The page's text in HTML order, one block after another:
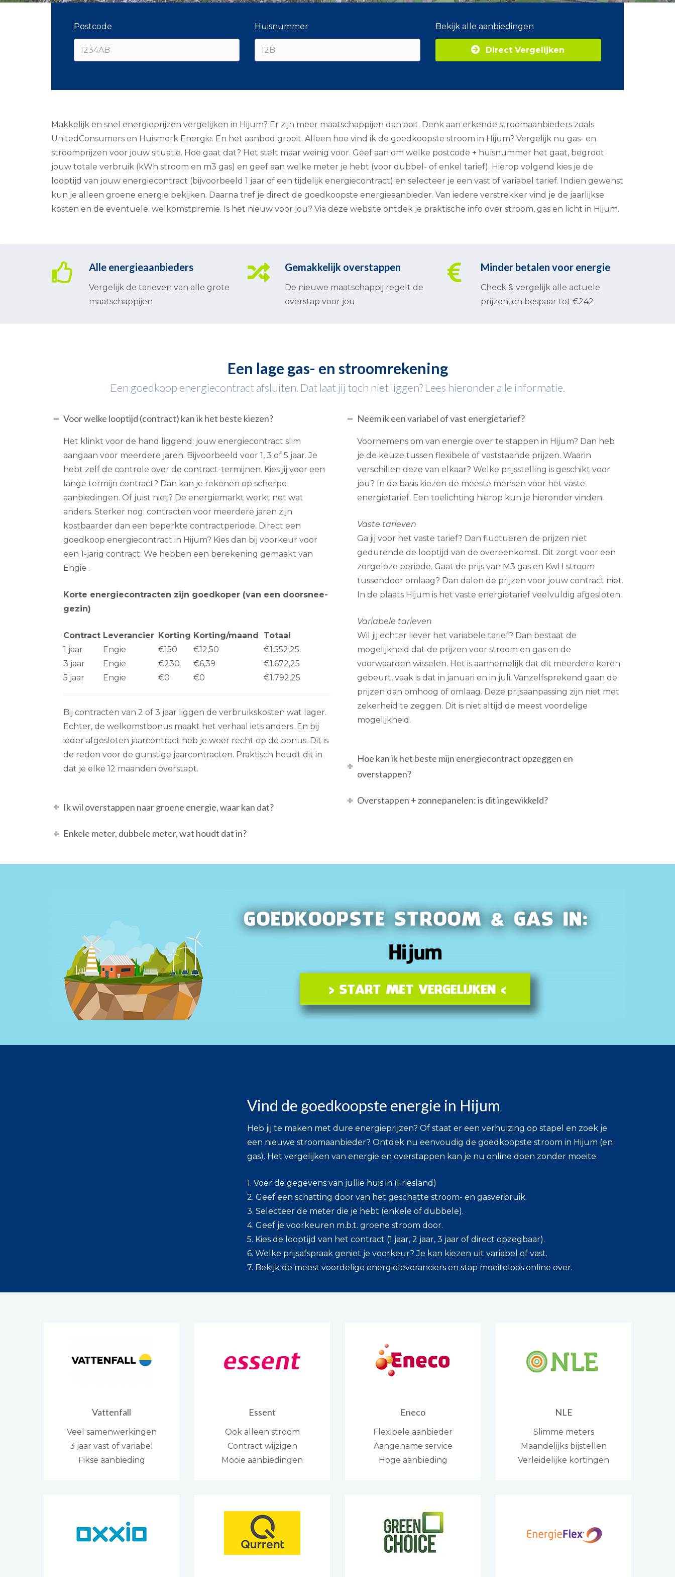
Postcode Huisnummer Bekijk alle aanbiedingen
Direct Vergelijken
Makkelijk en snel energieprijzen vergelijken in Hijum? Er zijn meer maatschappijen dan ooit. Denk aan erkende stroomaanbieders zoals
UnitedConsumers en Huismerk Energie. En het aanbod groeit. Alleen hoe vind ik de goedkoopste stroom in Hijum? Vergelijk nu gas- en
stroomprijzen voor jouw situatie. Hoe gaat dat? Het stelt maar weinig voor. Geef aan om welke postcode + huisnummer het gaat, begroot
jouw totale verbruik (kWh stroom en m3 gas) en geef aan welke meter je hebt (voor dubbel- of enkel tarief). Hierop volgend kies je de
looptijd van jouw energiecontract (bijvoorbeeld 1 jaar of een tijdelijk energiecontract) en selecteer je een vast of variabel tarief. Indien gewenst
kun je alleen groene energie bekijken. Daarna tref je direct de goedkoopste energieaanbieder. Van iedere verstrekker vind je de jaarlijkse
kosten en de eventuele. welkomstpremie. Is het nieuw voor jou? Via deze website ontdek je praktische info over stroom, gas en licht in Hijum.
Alle energieaanbieders
Vergelijk de tarieven van alle grote
maatschappijen
Gemakkelijk overstappen
De nieuwe maatschappij regelt de
overstap voor jou
Minder betalen voor energie
Check & vergelijk alle actuele
prijzen, en bespaar tot €242
Een lage gas- en stroomrekening
Een goedkoop energiecontract afsluiten. Dat laat jij toch niet liggen? Lees hieronder alle informatie.
Voor welke looptijd (contract) kan ik het beste kiezen?
Het klinkt voor de hand liggend: jouw energiecontract slim
aangaan voor meerdere jaren. Bijvoorbeeld voor 1, 3 of 5 jaar. Je
hebt zelf de controle over de contract-termijnen. Kies jij voor een
lange termijn contract? Dan kan je rekenen op scherpe
aanbiedingen. Of juist niet? De energiemarkt werkt net wat
anders. Sterker nog: contracten voor meerdere jaren zijn
kostbaarder dan een beperkte contractperiode. Direct een
goedkoop energiecontract in Hijum? Kies dan bij voorkeur voor
een 1-jarig contract. We hebben een berekening gemaakt van
Engie .
Korte energiecontracten zijn goedkoper (van een doorsnee-
gezin)
Contract Leverancier Korting Korting/maand
Totaal
1 jaar
Engie €150 €12,50
€1.552,25
3 jaar
Engie €230 €6,39
€1.672,25
5 jaar
Engie €0 €0 €1.792,25
Bij contracten van 2 of 3 jaar liggen de verbruikskosten wat lager.
Echter, de welkomstbonus maakt het verhaal iets anders. En bij
ieder afgesloten jaarcontract heb je weer recht op de bonus. Dit is
de reden voor de gunstige jaarcontracten. Praktisch houdt dit in
dat je elke 12 maanden overstapt.
Ik wil overstappen naar groene energie, waar kan dat?
Enkele meter, dubbele meter, wat houdt dat in?
Neem ik een variabel of vast energietarief?
Voornemens om van energie over te stappen in Hijum? Dan heb
je de keuze tussen flexibele of vaststaande prijzen. Waarin
verschillen deze van elkaar? Welke prijsstelling is geschikt voor
jou? In de basis kiezen de meeste mensen voor het vaste
energietarief. Een toelichting hierop kun je hieronder vinden.
Vaste tarieven
Ga jij voor het vaste tarief? Dan fluctueren de prijzen niet
gedurende de looptijd van de overeenkomst. Dit zorgt voor een
zorgeloze periode. Gaat de prijs van M3 gas en KwH stroom
tussendoor omlaag? Dan dalen de prijzen voor jouw contract niet.
In de plaats Hijum is het vaste energietarief veelvuldig afgesloten.
Variabele tarieven
Wil jij echter liever het variabele tarief? Dan bestaat de
mogelijkheid dat de prijzen voor stroom en gas en de
voorwaarden wisselen. Het is aannemelijk dat dit meerdere keren
gebeurt, vaak is dat in januari en in juli. Vanzelfsprekend gaan de
prijzen dan omhoog of omlaag. Deze prijsaanpassing zijn niet met
zekerheid te zeggen. Dit is niet altijd de meest voordelige
mogelijkheid.
Hoe kan ik het beste mijn energiecontract opzeggen en
overstappen?
Overstappen + zonnepanelen: is dit ingewikkeld?
Vind de goedkoopste energie in Hijum
Heb jij te maken met dure energieprijzen? Of staat er een verhuizing op stapel en zoek je
een nieuwe stroomaanbieder? Ontdek nu eenvoudig de goedkoopste stroom in Hijum (en
gas). Het vergelijken van energie en overstappen kan je nu online doen zonder moeite:
1. Voer de gegevens van jullie huis in (Friesland)
2. Geef een schatting door van het geschatte stroom- en gasverbruik.
3. Selecteer de meter die je hebt (enkele of dubbele).
4. Geef je voorkeuren m.b.t. groene stroom door.
5. Kies de looptijd van het contract (1 jaar, 2 jaar, 3 jaar of direct opzegbaar).
6. Welke prijsafspraak geniet je voorkeur? Je kan kiezen uit variabel of vast.
7. Bekijk de meest voordelige energieleveranciers en stap moeiteloos online over.
Vattenfall
Veel samenwerkingen
3 jaar vast of variabel
Fikse aanbieding
Essent
Ook alleen stroom
Contract wijzigen
Mooie aanbiedingen
Eneco
Flexibele aanbieder
Aangename service
Hoge aanbieding
NLE
Slimme meters
Maandelijks bijstellen
Verleidelijke kortingen